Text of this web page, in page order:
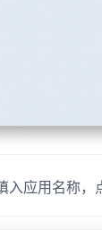
应用名称，